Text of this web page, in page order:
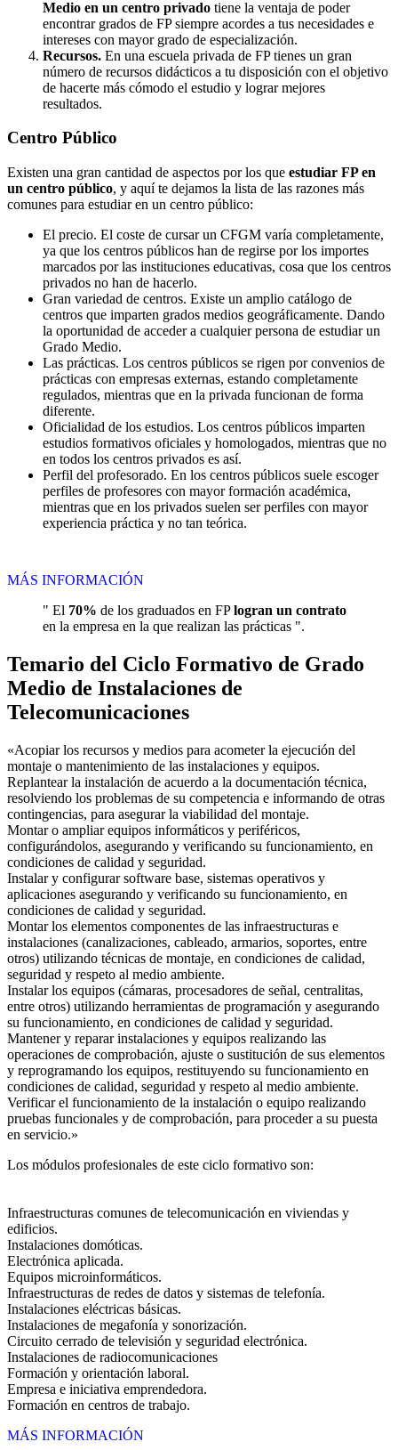
Medio en un centro privado tiene la ventaja de poder
encontrar grados de FP siempre acordes a tus necesidades e
intereses con mayor grado de especialización.
Recursos. En una escuela privada de FP tienes un gran
número de recursos didácticos a tu disposición con el objetivo
de hacerte más cómodo el estudio y lograr mejores
resultados.
Centro Público
Existen una gran cantidad de aspectos por los que estudiar FP en
un centro público, y aquí te dejamos la lista de las razones más
comunes para estudiar en un centro público:
El precio. El coste de cursar un CFGM varía completamente,
ya que los centros públicos han de regirse por los importes
marcados por las instituciones educativas, cosa que los centros
privados no han de hacerlo.
Gran variedad de centros. Existe un amplio catálogo de
centros que imparten grados medios geográficamente. Dando
la oportunidad de acceder a cualquier persona de estudiar un
Grado Medio.
Las prácticas. Los centros públicos se rigen por convenios de
prácticas con empresas externas, estando completamente
regulados, mientras que en la privada funcionan de forma
diferente.
Oficialidad de los estudios. Los centros públicos imparten
estudios formativos oficiales y homologados, mientras que no
en todos los centros privados es así.
Perfil del profesorado. En los centros públicos suele escoger
perfiles de profesores con mayor formación académica,
mientras que en los privados suelen ser perfiles con mayor
experiencia práctica y no tan teórica.
MÁS INFORMACIÓN
" El 70% de los graduados en FPlogran un contrato
en la empresa en la que realizan las prácticas ".
Temario del Ciclo Formativo de Grado
Medio de Instalaciones de
Telecomunicaciones
«Acopiar los recursos y medios para acometer la ejecución del
montaje o mantenimiento de las instalaciones y equipos.
Replantear la instalación de acuerdo a la documentación técnica,
resolviendo los problemas de su competencia e informando de otras
contingencias, para asegurar la viabilidad del montaje.
Montar o ampliar equipos informáticos y periféricos,
configurándolos, asegurando y verificando su funcionamiento, en
condiciones de calidad y seguridad.
Instalar y configurar software base, sistemas operativos y
aplicaciones asegurando y verificando su funcionamiento, en
condiciones de calidad y seguridad.
Montar los elementos componentes de las infraestructuras e
instalaciones (canalizaciones, cableado, armarios, soportes, entre
otros) utilizando técnicas de montaje, en condiciones de calidad,
seguridad y respeto al medio ambiente.
Instalar los equipos (cámaras, procesadores de señal, centralitas,
entre otros) utilizando herramientas de programación y asegurando
su funcionamiento, en condiciones de calidad y seguridad.
Mantener y reparar instalaciones y equipos realizando las
operaciones de comprobación, ajuste o sustitución de sus elementos
y reprogramando los equipos, restituyendo su funcionamiento en
condiciones de calidad, seguridad y respeto al medio ambiente.
Verificar el funcionamiento de la instalación o equipo realizando
pruebas funcionales y de comprobación, para proceder a su puesta
en servicio.»
Los módulos profesionales de este ciclo formativo son:
Infraestructuras comunes de telecomunicación en viviendas y
edificios.
Instalaciones domóticas.
Electrónica aplicada.
Equipos microinformáticos.
Infraestructuras de redes de datos y sistemas de telefonía.
Instalaciones eléctricas básicas.
Instalaciones de megafonía y sonorización.
Circuito cerrado de televisión y seguridad electrónica.
Instalaciones de radiocomunicaciones
Formación y orientación laboral.
Empresa e iniciativa emprendedora.
Formación en centros de trabajo.
MÁS INFORMACIÓN